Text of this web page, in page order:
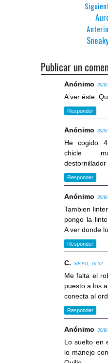
Publicar un
Anónimo 30/
A ver éste.
Responder
Anónimo 30/
He cogido
chicle
Responder
Anónimo 30/
Tambien
pongo la
A ver donde
Responder
C. 30/9/11, 16:32
Me falta el
puesto a los
conecta al
Responder
Anónimo 30/
Lo suelto en
lo manejo